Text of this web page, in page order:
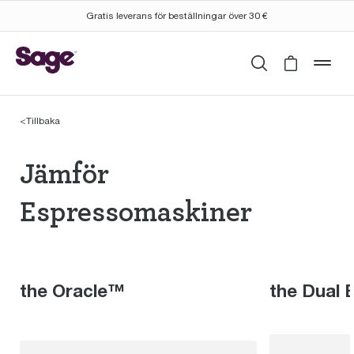
Gratis leverans för beställningar över 30 €
Sök Cart is
<Tillbaka
Jämför
Jämför
Espressomaskiner
the Oracle™ the Dual